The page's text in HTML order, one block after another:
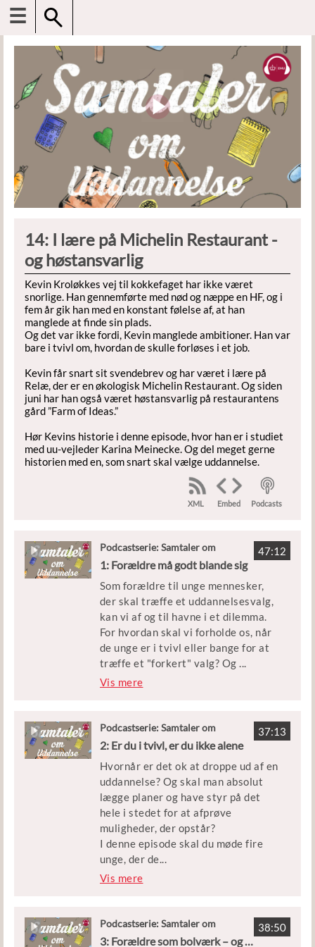
☰
14: I lære på Michelin Restaurant -
og høstansvarlig
Kevin Kroløkkes vej til kokkefaget har ikke været
snorlige. Han gennemførte med nød og næppe en HF, og i
fem år gik han med en konstant følelse af, at han
manglede at finde sin plads.
Og det var ikke fordi, Kevin manglede ambitioner. Han var
bare i tvivl om, hvordan de skulle forløses i et job.
Kevin får snart sit svendebrev og har været i lære på
Relæ, der er en økologisk Michelin Restaurant. Og siden
juni har han også været høstansvarlig på restaurantens
gård ”Farm of Ideas.”
Hør Kevins historie i denne episode, hvor han er i studiet
med uu-vejleder Karina Meinecke. Og del meget gerne
historien med en, som snart skal vælge uddannelse.
XML Embed Podcasts
47:12
Podcastserie: Samtaler om
Uddannelse
1: Forældre må godt blande sig
Som forældre til unge mennesker,
der skal træffe et uddannelsesvalg,
kan vi af og til havne i et dilemma.
For hvordan skal vi forholde os, når
de unge er i tvivl eller bange for at
træffe et "forkert" valg? Og ...
hvad gør vi, når de unge kommer med
I denne episode taler vi med
Thomsen og uddannelsesvejleder og
formand for Danmarks
Vejlederforening Karina Meinecke.
Rie Thomsen er både mor og
professor. Og hun træder ud og ind af
begge roller, når hun fortæller om,
hvordan hun selv forsøger at holde
sine egne børns overvejelser om
uddannelse eller job.
Vis mere
37:13
Podcastserie: Samtaler om
Uddannelse
2: Er du i tvivl, er du ikke alene
Hvornår er det ok at droppe ud af en
uddannelse? Og skal man absolut
lægge planer og have styr på det
hele i stedet for at afprøve
muligheder, der opstår?
I denne episode skal du møde fire
unge, der de...
ler deres personlige historier for at
ungdomsuddannelse.
Vis mere
38:50
Podcastserie: Samtaler om
Uddannelse
3: Forældre som bolværk – og modige rollemodeller